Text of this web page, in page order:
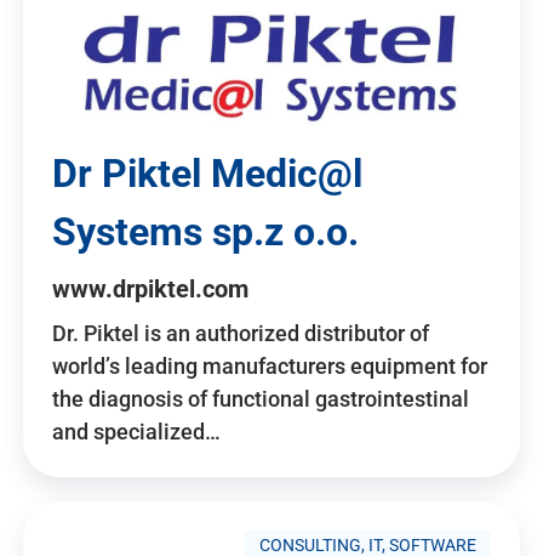
Dr Piktel Medic@l
Systems sp.z o.o.
www.drpiktel.com
Dr. Piktel is an authorized distributor of
world’s leading manufacturers equipment for
the diagnosis of functional gastrointestinal
and specialized…
CONSULTING, IT, SOFTWARE